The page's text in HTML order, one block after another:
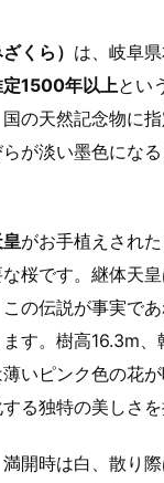
くら） は、岐阜
定1500年以上とい
の天然記念物に
が淡い墨色にな
がお手植えされ
桜です。継体天
の伝説が事実で
す。樹高16.3m
いピンク色の花
る独特の美しさを
満開時は白、散り